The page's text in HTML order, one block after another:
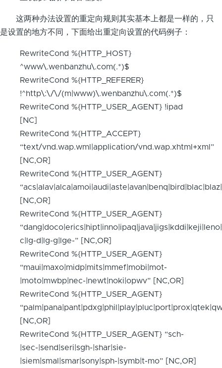
这两种办法设置的重定向规则其实基本上都是一样的，只
是设置的地方不同，下面给出重定向设置的代码例子：
RewriteCond %{HTTP_HOST}
^www\.wenbanzhu\.com(.*)$
RewriteCond %{HTTP_REFERER}
!^http\:\/\/(m|www)\.wenbanzhu\.com(.*)$
RewriteCond %{HTTP_USER_AGENT} !ipad
[NC]
RewriteCond %{HTTP_ACCEPT}
“text/vnd.wap.wml|application/vnd.wap.xhtml+xml”
[NC,OR]
RewriteCond %{HTTP_USER_AGENT}
[NC,OR]
RewriteCond %{HTTP_USER_AGENT}
c|lg-d|lg-g|lge-” [NC,OR]
RewriteCond %{HTTP_USER_AGENT}
“maui|maxo|midp|mits|mmef|mobi|mot-
|moto|mwbp|nec-|newt|noki|opwv” [NC,OR]
RewriteCond %{HTTP_USER_AGENT}
[NC,OR]
RewriteCond %{HTTP_USER_AGENT} “sch-
|sec-|send|seri|sgh-|shar|sie-
|siem|smal|smar|sony|sph-|symb|t-mo” [NC,OR]